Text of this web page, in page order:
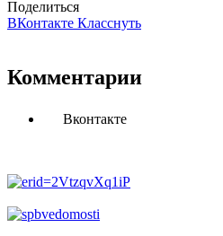
Поделиться
ВКонтакте Класснуть
Комментарии
Вконтакте